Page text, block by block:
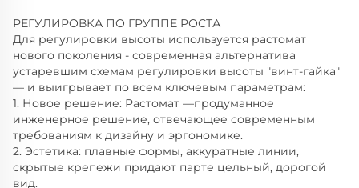
РЕГУЛИРОВКА ПО ГРУППЕ РОСТА
Для регулировки высоты используется растомат
нового поколения - современная альтернатива
устаревшим схемам регулировки высоты "винт-гайка"
— и выигрывает по всем ключевым параметрам:
1. Новое решение: Растомат —продуманное
инженерное решение, отвечающее современным
требованиям к дизайну и эргономике.
2. Эстетика: плавные формы, аккуратные линии,
скрытые крепежи придают парте цельный, дорогой
вид.